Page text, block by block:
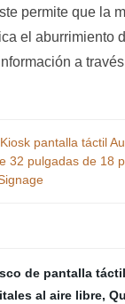
permite que la
el
a
pantalla táctil
32 pulgadas de 18
de pantalla
al aire libre,